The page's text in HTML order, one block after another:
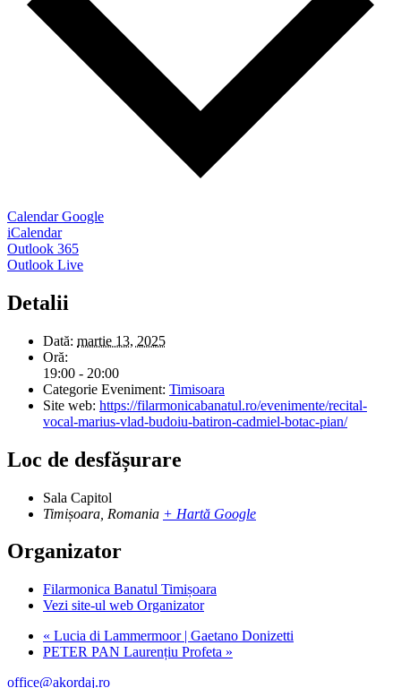
Calendar Google
iCalendar
Outlook 365
Outlook Live
Detalii
Dată: martie 13, 2025
Oră:
19:00 - 20:00
Categorie Eveniment: Timisoara
Site web: https://filarmonicabanatul.ro/evenimente/recital-
vocal-marius-vlad-budoiu-batiron-cadmiel-botac-pian/
Loc de desfășurare
Sala Capitol
Timișoara Romania + Hartă Google
Organizator
Filarmonica Banatul Timișoara
Vezi site-ul web Organizator
« Lucia di Lammermoor | Gaetano Donizetti
PETER PAN Laurențiu Profeta »
office@akordaj.ro